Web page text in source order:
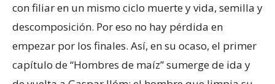
con filiar en un mismo ciclo muerte y vida, semilla y
descomposición. Por eso no hay pérdida en
empezar por los finales. Así, en su ocaso, el primer
capítulo de “Hombres de maíz” sumerge de ida y